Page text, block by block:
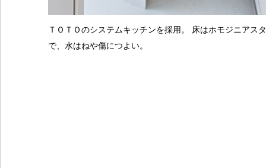
ＴＯＴＯのシステムキッチンを採用。 床はホモジニアス
で、水はねや傷につよい。